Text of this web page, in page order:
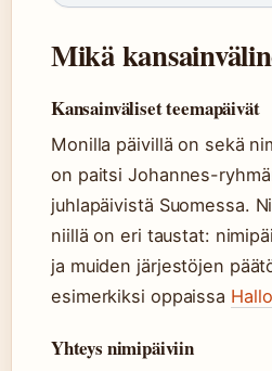
Mikä
Kansainväliset teemapäivät
Monilla päivillä on sekä
on paitsi Johannes-
juhlapäivistä Suomessa.
niillä on eri taustat:
ja muiden järjestöjen
esimerkiksi oppaissa
Yhteys nimipäiviin